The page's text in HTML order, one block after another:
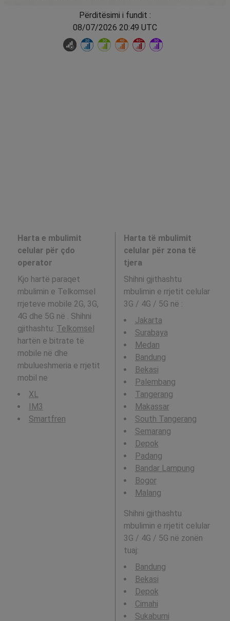
Përditësimi i fundit :
08/07/2026 20:49 UTC
Harta e mbulimit
celular për çdo
operator
Kjo hartë paraqet
mbulimin e Telkomsel
rrjeteve mobile 2G, 3G,
4G dhe 5G në . Shihni
gjithashtu: Telkomsel
hartën e bitrate të
mobile në dhe
mbulueshmeria e rrjetit
mobil ne
XL
IM3
Smartfren
Harta të mbulimit
celular për zona të
tjera
Shihni gjithashtu
mbulimin e rrjetit celular
3G / 4G / 5G në :
Jakarta
Surabaya
Medan
Bandung
Bekasi
Palembang
Tangerang
Makassar
South Tangerang
Semarang
Depok
Padang
Bandar Lampung
Bogor
Malang
Shihni gjithashtu
mbulimin e rrjetit celular
3G / 4G / 5G në zonën
tuaj:
Bandung
Bekasi
Depok
Cimahi
Sukabumi